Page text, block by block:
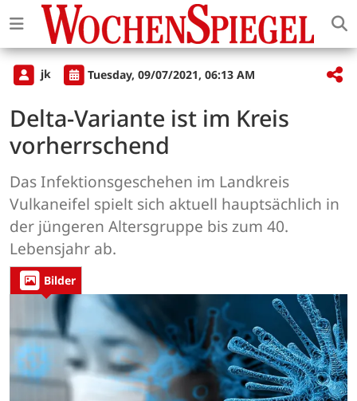
jk Tuesday, 09/07/2021, 06:13 AM
Delta-Variante ist im Kreis
vorherrschend
Das Infektionsgeschehen im Landkreis
Vulkaneifel spielt sich aktuell hauptsächlich in
der jüngeren Altersgruppe bis zum 40.
Lebensjahr ab.
Bilder